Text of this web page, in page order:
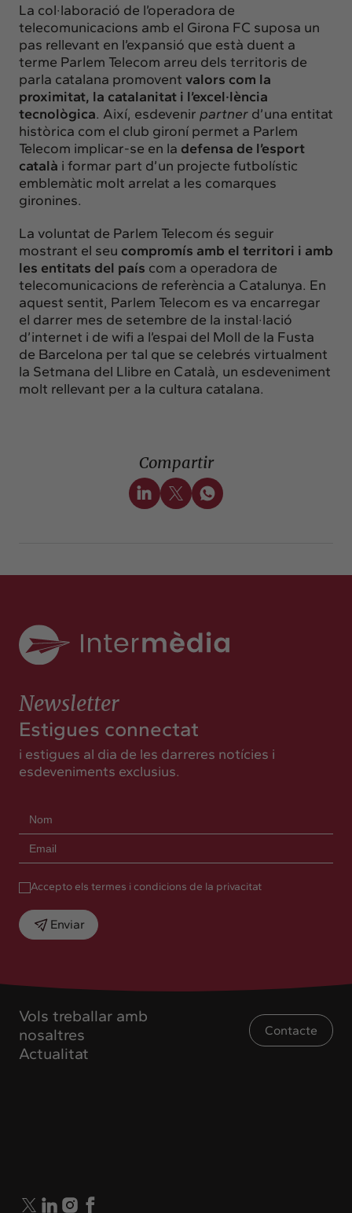
La col·laboració de l’operadora de
telecomunicacions amb el Girona FC suposa un
pas rellevant en l’expansió que està duent a
terme Parlem Telecom arreu dels territoris de
parla catalana promovent valors com la
proximitat, la catalanitat i l’excel·lència
tecnològica. Així, esdevenir partner d’una entitat
històrica com el club gironí permet a Parlem
Telecom implicar-se en la defensa de l’esport
català i formar part d’un projecte futbolístic
emblemàtic molt arrelat a les comarques
gironines.
La voluntat de Parlem Telecom és seguir
mostrant el seu compromís amb el territori i amb
les entitats del país com a operadora de
telecomunicacions de referència a Catalunya. En
aquest sentit, Parlem Telecom es va encarregar
el darrer mes de setembre de la instal·lació
d’internet i de wifi a l’espai del Moll de la Fusta
de Barcelona per tal que se celebrés virtualment
la Setmana del Llibre en Català, un esdeveniment
molt rellevant per a la cultura catalana.
Compartir
Vols treballar amb
nosaltres
Actualitat
Contacte
Newsletter
Estigues connectat
i estigues al dia de les darreres notícies i
esdeveniments exclusius.
Accepto els termes i condicions de la privacitat
Enviar